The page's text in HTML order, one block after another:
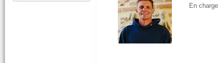
En